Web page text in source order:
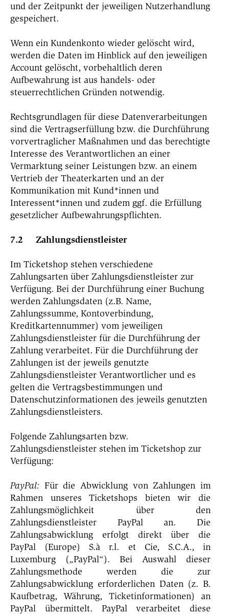
und der Zeitpunkt der jeweiligen Nutzerhandlung
gespeichert.
Wenn ein Kundenkonto wieder gelöscht wird,
werden die Daten im Hinblick auf den jeweiligen
Account gelöscht, vorbehaltlich deren
Aufbewahrung ist aus handels- oder
steuerrechtlichen Gründen notwendig.
Rechtsgrundlagen für diese Datenverarbeitungen
sind die Vertragserfüllung bzw. die Durchführung
vorvertraglicher Maßnahmen und das berechtigte
Interesse des Verantwortlichen an einer
Vermarktung seiner Leistungen bzw. an einem
Vertrieb der Theaterkarten und an der
Kommunikation mit Kund*innen und
Interessent*innen und zudem ggf. die Erfüllung
gesetzlicher Aufbewahrungspflichten.
7.2 Zahlungsdienstleister
Im Ticketshop stehen verschiedene
Zahlungsarten über Zahlungsdienstleister zur
Verfügung. Bei der Durchführung einer Buchung
werden Zahlungsdaten (z.B. Name,
Zahlungssumme, Kontoverbindung,
Kreditkartennummer) vom jeweiligen
Zahlungsdienstleister für die Durchführung der
Zahlung verarbeitet. Für die Durchführung der
Zahlungen ist der jeweils genutzte
Zahlungsdienstleister Verantwortlicher und es
gelten die Vertragsbestimmungen und
Datenschutzinformationen des jeweils genutzten
Zahlungsdienstleisters.
Folgende Zahlungsarten bzw.
Zahlungsdienstleister stehen im Ticketshop zur
Verfügung:
PayPal: Für die Abwicklung von Zahlungen im
Rahmen unseres Ticketshops bieten wir die
Zahlungsmöglichkeit über den
Zahlungsdienstleister PayPal an. Die
Zahlungsabwicklung erfolgt direkt über die
PayPal (Europe) S.à r.l. et Cie, S.C.A., in
Luxemburg („PayPal“). Bei Auswahl dieser
Zahlungsmethode werden die zur
Zahlungsabwicklung erforderlichen Daten (z. B.
Kaufbetrag, Währung, Ticketinformationen) an
PayPal übermittelt. PayPal verarbeitet diese